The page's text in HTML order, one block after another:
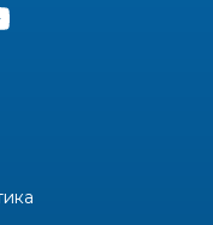
краси, мистецтва
Бахмута –